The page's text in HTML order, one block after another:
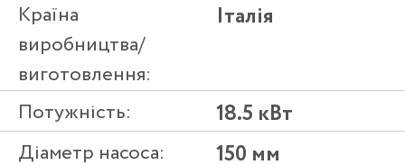
Країна
виробництва/
виготовлення:
Італія
Потужність: 18.5 кВт
Діаметр насоса: 150 мм